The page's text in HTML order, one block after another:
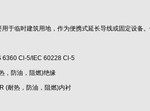
于临时建筑用地，作为便携式延长导线或固定设备
6360 Cl-5/IEC 60228 Cl-5
，防油，阻燃)绝缘
(耐热，防油，阻燃)内衬